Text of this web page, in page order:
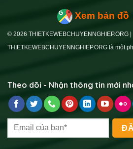
Xem bản đồ
© 2026 THIETKEWEBCHUYENNGHIEP.ORG |
THIETKEWEBCHUYENNGHIEP.ORG là một
Theo dõi - Nhận thông tin mới